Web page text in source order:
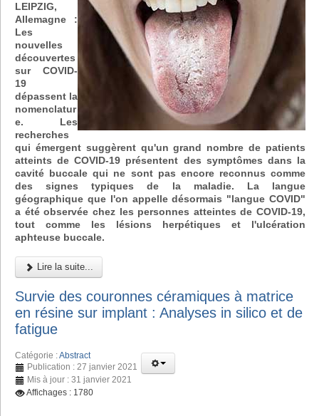
LEIPZIG,
Allemagne :
Les
nouvelles
découvertes
sur COVID-
19
dépassent la
nomenclatur
e. Les
recherches
qui émergent suggèrent qu'un grand nombre de patients
atteints de COVID-19 présentent des symptômes dans la
cavité buccale qui ne sont pas encore reconnus comme
des signes typiques de la maladie. La langue
géographique que l'on appelle désormais "langue COVID"
a été observée chez les personnes atteintes de COVID-19,
tout comme les lésions herpétiques et l'ulcération
aphteuse buccale.
Lire la suite...
Survie des couronnes céramiques à matrice
en résine sur implant : Analyses in silico et de
fatigue
Catégorie :Abstract
Publication : 27 janvier 2021
Mis à jour : 31 janvier 2021
Affichages : 1780